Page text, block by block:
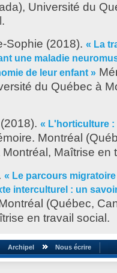
Université du
Sophie (2018). « La
une maladie
de leur enfant »
du Québec à
(2018). « L'horticulture :
Montréal
Maîtrise en
« Le parcours
interculturel : un
(Québec,
en travail social.
Archipel Nous écrire